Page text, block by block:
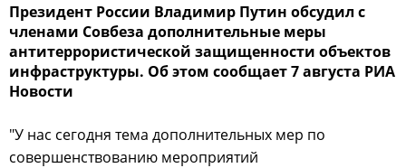
Президент России Владимир Путин обсудил с
членами Совбеза дополнительные меры
антитеррористической защищенности объектов
инфраструктуры. Об этом сообщает 7 августа РИА
Новости
"У нас сегодня тема дополнительных мер по
совершенствованию мероприятий